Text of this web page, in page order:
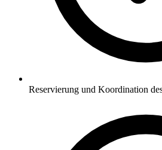
Reservierung und Koordination